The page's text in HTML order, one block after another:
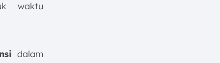
waktu
dalam